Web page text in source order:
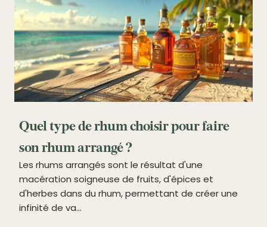
Quel type de rhum choisir pour faire
son rhum arrangé ?
Les rhums arrangés sont le résultat d'une
macération soigneuse de fruits, d'épices et
d'herbes dans du rhum, permettant de créer une
infinité de va...